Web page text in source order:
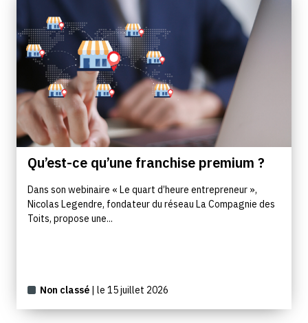
Qu’est-ce qu’une franchise premium ?
Dans son webinaire « Le quart d’heure entrepreneur »,
Nicolas Legendre, fondateur du réseau La Compagnie des
Toits, propose une...
Non classé | le 15 juillet 2026